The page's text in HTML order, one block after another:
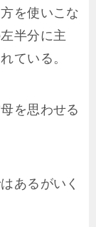
を使いこな
半分に主
ている。
を思わせる
あるがいく